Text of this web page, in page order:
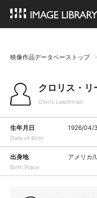
映像作品データベーストップ
クロリス・リ
Cloris Leachman
生年月日
Date of Birth
1926/04/
出身地
Birth Place
アメリカ/